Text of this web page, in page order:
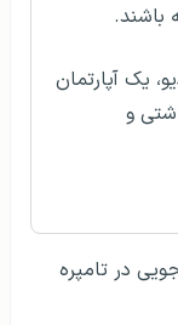
باشند.
یک آپارتمان
و
در تامپره